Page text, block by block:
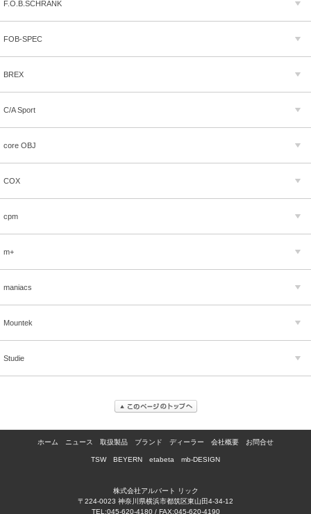
F.O.B.SCHRANK
FOB-SPEC
BREX
C/A Sport
core OBJ
COX
cpm
m+
maniacs
Mountek
Studie
ホーム ニュース 取扱製品 ブランド ディーラー 会社概要 お問合せ
TSW BEYERN etabeta mb-DESIGN
株式会社アルバート リック
〒224-0023 神奈川県横浜市都筑区東山田4-34-12
TEL:045-620-4180 / FAX:045-620-4190